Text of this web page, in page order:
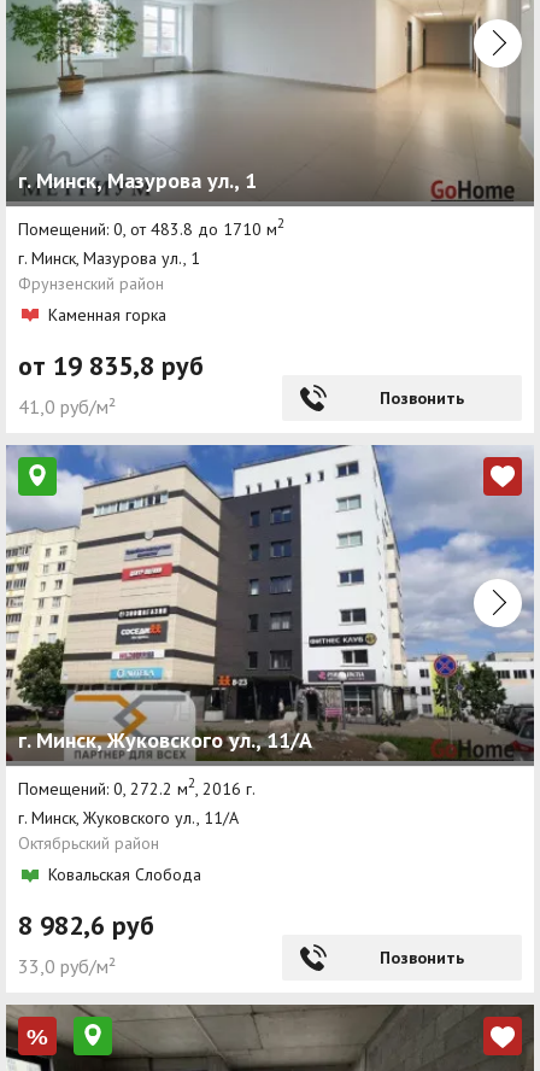
г. Минск, Мазурова ул., 1
Помещений: 0, от 483.8 до 1710 м2
г. Минск, Мазурова ул., 1
Фрунзенский район
Каменная горка
от 19 835,8 руб
41,0 руб/м² Позвонить
г. Минск, Жуковского ул., 11/А
Помещений: 0, 272.2 м2, 2016 г.
г. Минск, Жуковского ул., 11/А
Октябрьский район
Ковальская Слобода
8 982,6 руб
33,0 руб/м² Позвонить
%